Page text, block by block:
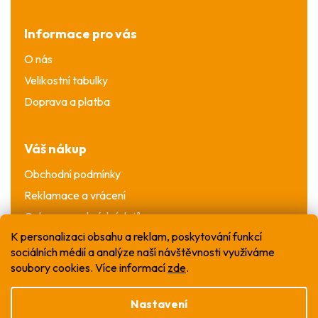
K personalizaci obsahu a reklam, poskytování funkcí
sociálních médií a analýze naší návštěvnosti využíváme
soubory cookies. Více informací zde.
Nastavení
Informace pro vás
O nás
Velikostní tabulky
Doprava a platba
Váš nákup
Obchodní podmínky
Reklamace a vrácení
Ochrana osobních údajů